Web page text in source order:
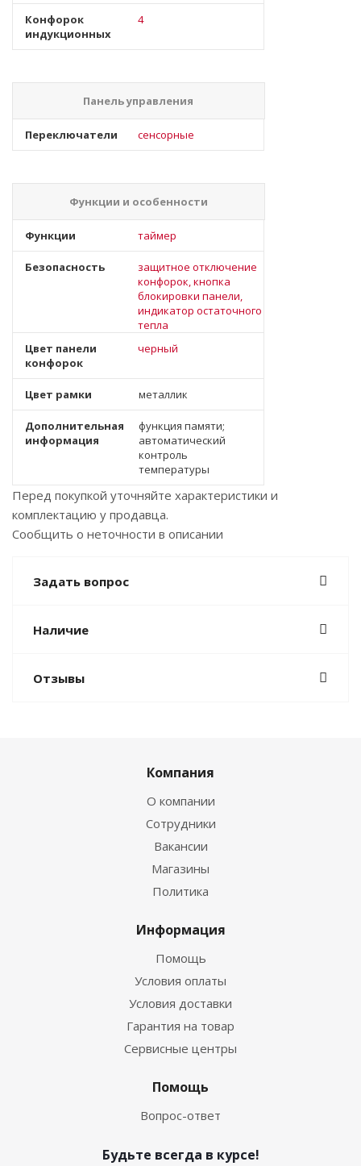
Конфорок
индукционных
4
Панель управления
Переключатели сенсорные
Функции и особенности
Функции таймер
Безопасность
защитное отключение
конфорок, кнопка
блокировки панели,
индикатор остаточного
тепла
Цвет панели
конфорок
черный
Цвет рамки металлик
Дополнительная
информация
функция памяти;
автоматический
контроль
температуры
Перед покупкой уточняйте характеристики и
комплектацию у продавца.
Сообщить о неточности в описании
Задать вопрос
Наличие
Отзывы
Компания
О компании
Сотрудники
Вакансии
Магазины
Политика
Информация
Помощь
Условия оплаты
Условия доставки
Гарантия на товар
Сервисные центры
Помощь
Вопрос-ответ
Будьте всегда в курсе!